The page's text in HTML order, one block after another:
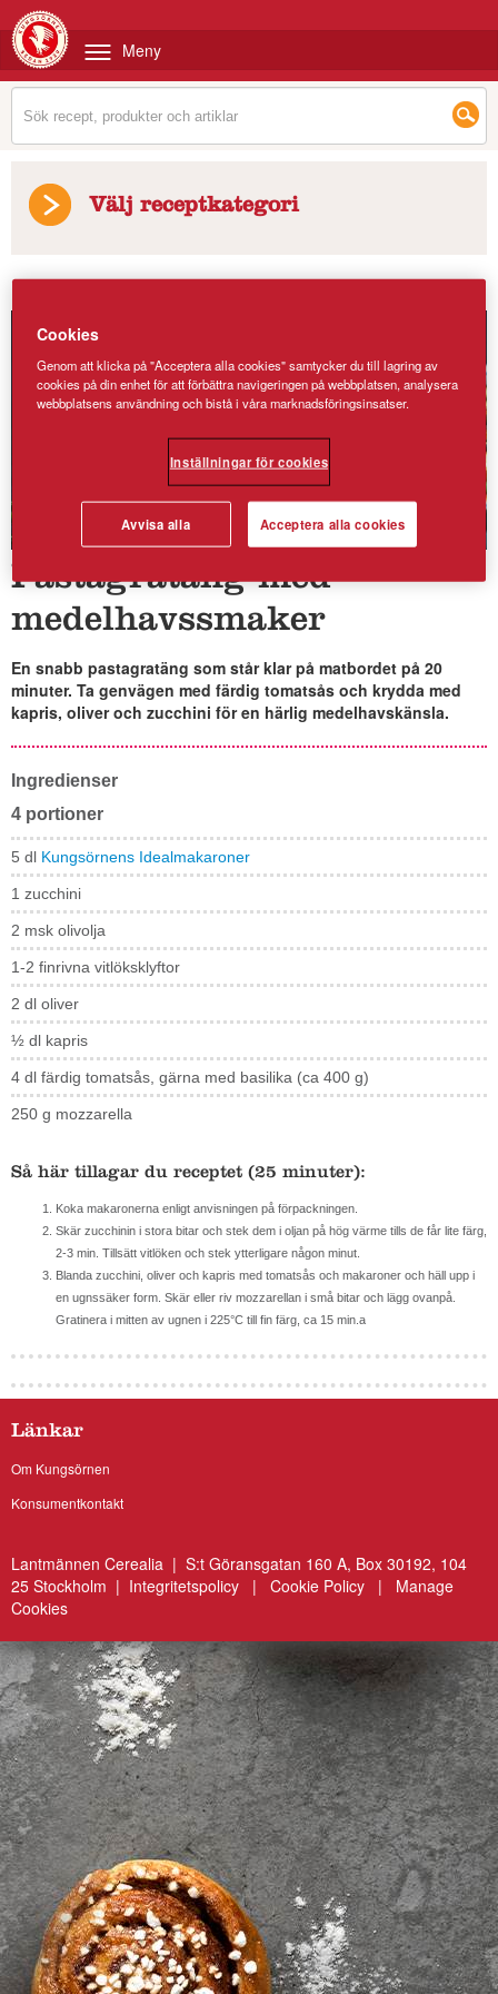
Meny
Välj receptkategori
Recept
Pastagratäng med
medelhavssmaker
En snabb pastagratäng som står klar på matbordet på 20
minuter. Ta genvägen med färdig tomatsås och krydda med
kapris, oliver och zucchini för en härlig medelhavskänsla.
Ingredienser
4 portioner
5 dl Kungsörnens Idealmakaroner
1 zucchini
2 msk olivolja
1-2 finrivna vitlöksklyftor
2 dl oliver
½ dl kapris
4 dl färdig tomatsås, gärna med basilika (ca 400 g)
250 g mozzarella
Så här tillagar du receptet (25 minuter):
Koka makaronerna enligt anvisningen på förpackningen.
Skär zucchinin i stora bitar och stek dem i oljan på hög värme tills de får lite färg,
2-3 min. Tillsätt vitlöken och stek ytterligare någon minut.
Blanda zucchini, oliver och kapris med tomatsås och makaroner och häll upp i
en ugnssäker form. Skär eller riv mozzarellan i små bitar och lägg ovanpå.
Gratinera i mitten av ugnen i 225°C till fin färg, ca 15 min.a
Länkar
Om Kungsörnen
Konsumentkontakt
Lantmännen Cerealia | S:t Göransgatan 160 A, Box 30192, 104
25 Stockholm | Integritetspolicy | Cookie Policy | Manage
Cookies
Cookies
Genom att klicka på "Acceptera alla cookies" samtycker du till lagring av
cookies på din enhet för att förbättra navigeringen på webbplatsen, analysera
webbplatsens användning och bistå i våra marknadsföringsinsatser.
Inställningar för cookies
Avvisa alla Acceptera alla cookies